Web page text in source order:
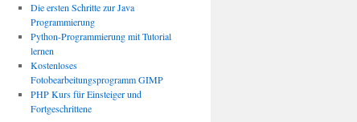
Die ersten Schritte zur Java
Programmierung
Python-Programmierung mit Tutorial
lernen
Kostenloses
Fotobearbeitungsprogramm GIMP
PHP Kurs für Einsteiger und
Fortgeschrittene